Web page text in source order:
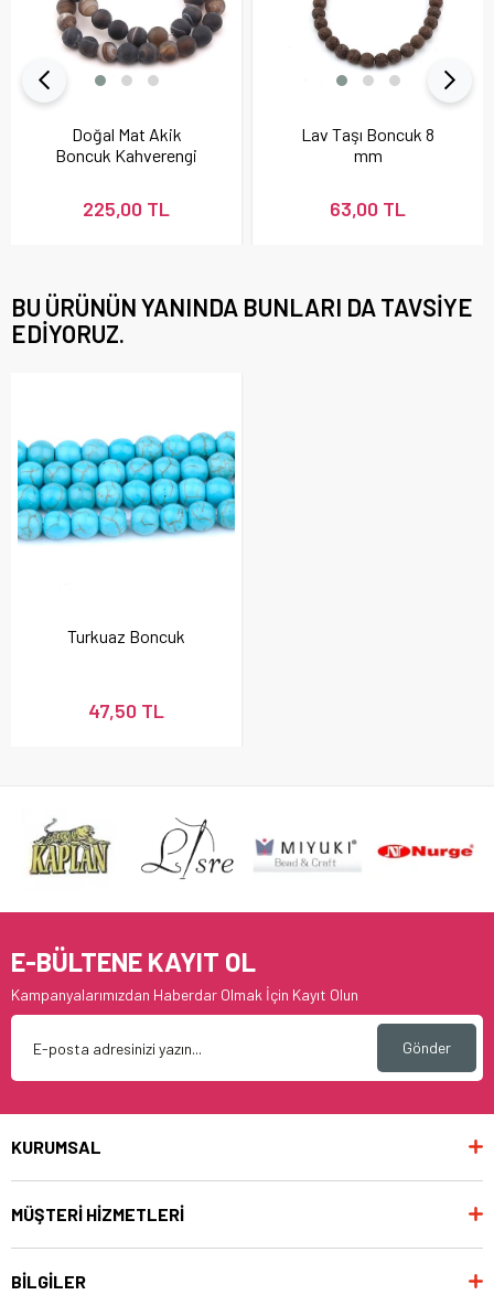
Doğal Mat Akik
Boncuk Kahverengi
225,00 TL
Lav Taşı Boncuk 8
mm
63,00 TL
BU ÜRÜNÜN YANINDA BUNLARI DA TAVSIYE
EDIYORUZ.
Turkuaz Boncuk
47,50 TL
E-BÜLTENE KAYIT OL
Kampanyalarımızdan Haberdar Olmak İçin Kayıt Olun
Gönder
KURUMSAL
MÜŞTERİ HİZMETLERİ
BİLGİLER